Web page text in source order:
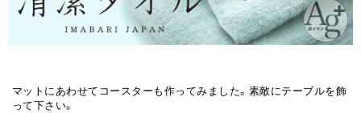
マットにあわせてコースターも作ってみました。素敵にテーブルを飾
って下さい。